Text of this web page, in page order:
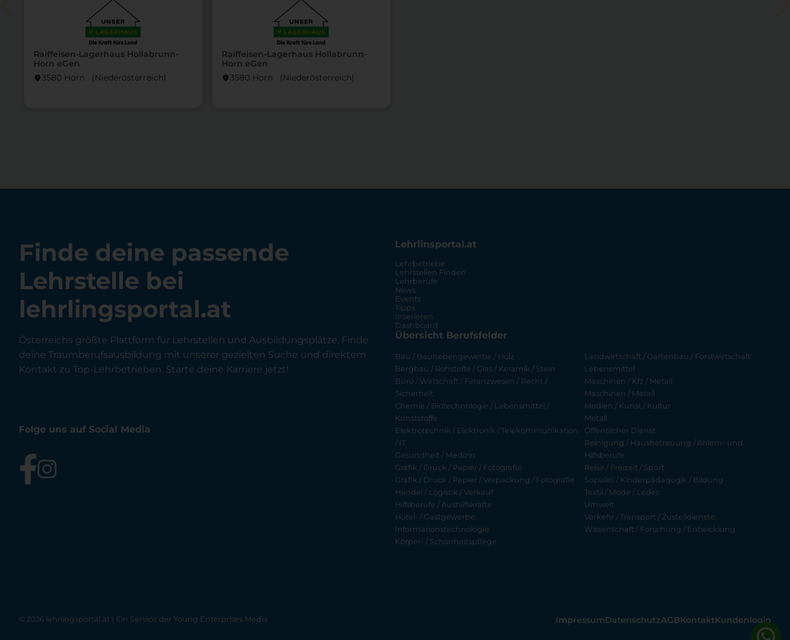
Raiffeisen-Lagerhaus Hollabrunn-
Horn eGen
location_on3580 Horn (Nieder­österreich)
Raiffeisen-Lagerhaus Hollabrunn-
Horn eGen
location_on3580 Horn (Nieder­österreich)
Finde deine passende
Lehrstelle bei
lehrlingsportal.at
Österreichs größte Plattform für Lehrstellen und Ausbildungsplätze. Finde
deine Traumberufsausbildung mit unserer gezielten Suche und direktem
Kontakt zu Top-Lehrbetrieben. Starte deine Karriere jetzt!
Folge uns auf Social Media
Lehrlinsportal.at
Lehrbetriebe
Lehrstellen Finden
Lehrberufe
News
Events
Tipps
Inserieren
Dashboard
Übersicht Berufsfelder
Bau / Baunebengewerbe / Holz
Bergbau / Rohstoffe / Glas / Keramik / Stein
Büro / Wirtschaft / Finanzwesen / Recht /
Sicherheit
Chemie / Biotechnologie / Lebensmittel /
Kunststoffe
Elektrotechnik / Elektronik / Telekommunikation
/ IT
Gesundheit / Medizin
Grafik / Druck / Papier / Fotografie
Grafik / Druck / Papier / Verpackung / Fotografie
Handel / Logistik / Verkauf
Hilfsberufe / Aushilfskräfte
Hotel- / Gastgewerbe
Informationstechnologie
Körper- / Schönheitspflege
Landwirtschaft / Gartenbau / Forstwirtschaft
Lebensmittel
Maschinen / Kfz / Metall
Maschinen / Metall
Medien / Kunst / Kultur
Metall
Öffentlicher Dienst
Reinigung / Hausbetreuung / Anlern- und
Hilfsberufe
Reise / Freizeit / Sport
Soziales / Kinderpädagogik / Bildung
Textil / Mode / Leder
Umwelt
Verkehr / Transport / Zustelldienste
Wissenschaft / Forschung / Entwicklung
© 2026 lehrlingsportal.at | Ein Service der Young Enterprises Media ImpressumDatenschutzAGBKontaktKundenlogin